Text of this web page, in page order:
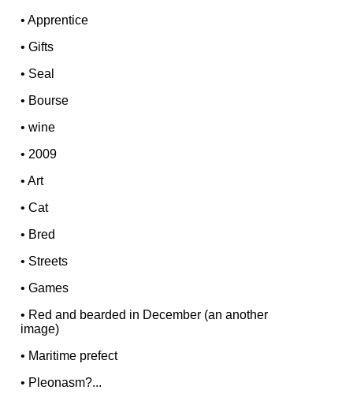
•Apprentice
•Gifts
• Seal
• Bourse
•wine
• 2009
•Art
•Cat
• Bred
• Streets
•Games
• Red and bearded in December (an another
image)
• Maritime prefect
• Pleonasm?...